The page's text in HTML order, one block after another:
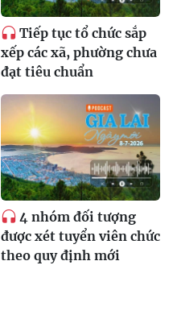
Tiếp tục tổ chức sắp
xếp các xã, phường chưa
đạt tiêu chuẩn
4 nhóm đối tượng
được xét tuyển viên chức
theo quy định mới